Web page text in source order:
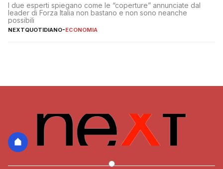
I due esperti spiegano come le “coperture” annunciate dal
leader di Forza Italia non bastano e non sono neanche
possibili
NEXTQUOTIDIANO-ECONOMIA